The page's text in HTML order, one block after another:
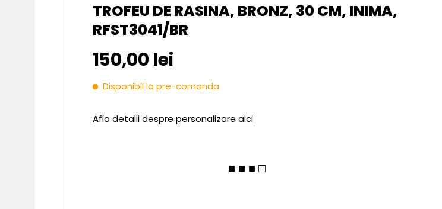
TROFEU DE RASINA, BRONZ, 30 CM, INIMA,
RFST3041/BR
Pret initial
150,00 lei
Disponibil la pre-comanda
Afla detalii despre personalizare aici
■ ■ ■ □